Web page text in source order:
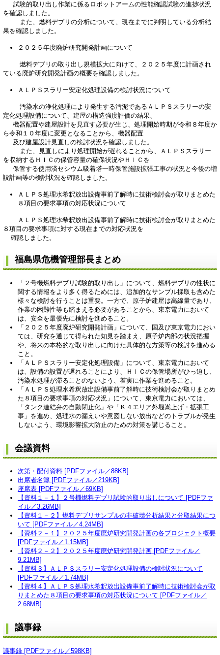
試験的取り出し作業に係るロボットアームの性能確認試験の進捗状況
を確認しました。
また、燃料デブリの分析について、現在までに判明している分析結
果を確認しました。
２０２５年度廃炉研究開発計画について
燃料デブリの取り出し規模拡大に向けて、２０２５年度に計画され
ている廃炉研究開発計画の概要を確認しました。
ＡＬＰＳスラリー安定化処理設備の検討状況について
汚染水の浄化処理により発生する汚泥であるＡＬＰＳスラリーの安
定化処理設備について、建屋の構造強度評価の結果、
機器配置や建屋設計を見直す必要が生じ、処理開始時期が令和８年度か
ら令和１０年度に変更となることから、機器配置
及び建屋設計見直しの検討状況を確認しました。
また、見直しにより処理開始が遅れることから、ＡＬＰＳスラリー
を収納するＨＩＣの保管容量の確保状況やＨＩＣを
保管する使用済セシウム吸着塔一時保管施設拡張工事の状況と今後の増
設計画等の検討状況を確認しました。
ＡＬＰＳ処理水希釈放出設備事前了解時に技術検討会が取りまとめた
８項目の要求事項の対応状況について
ＡＬＰＳ処理水希釈放出設備事前了解時に技術検討会が取りまとめた
８項目の要求事項に対する現在までの対応状況を
確認しました。
福島県危機管理部長まとめ
「２号機燃料デブリ試験的取り出し」について、燃料デブリの性状に
関する情報をより多く得るためには、追加的なサンプル採取も含めた
様々な検討を行うことは重要。一方で、原子炉建屋は高線量であり、
作業の困難性等も踏まえる必要があることから、東京電力において
は、安全を最優先に検討を進めること。
「２０２５年度廃炉研究開発計画」について、国及び東京電力におい
ては、研究を通じて得られた知見を踏まえ、原子炉内部の状況把握
や、将来の本格的な取り出しに向けた具体的な方策等の検討を進める
こと。
「ＡＬＰＳスラリー安定化処理設備」について、東京電力において
は、設備の設置が遅れることにより、ＨＩＣの保管場所がひっ迫し、
汚染水処理が滞ることのないよう、着実に作業を進めること。
「ＡＬＰＳ処理水希釈放出設備事前了解時に技術検討会が取りまとめ
た８項目の要求事項の対応状況」について、東京電力においては、
「タンク連結弁の自動閉止化」や「Ｋ４エリア外堰嵩上げ・拡張工
事」を進め、処理水の漏えいや意図しない放出などのトラブルが発生
しないよう、環境影響拡大防止のための対策を講じること。
会議資料
次第・配付資料 [PDFファイル／88KB]
出席者名簿 [PDFファイル／219KB]
座席表 [PDFファイル／69KB]
【資料１－１】２号機燃料デブリ試験的取り出しについて [PDFファ
イル／3.26MB]
【資料１－２】燃料デブリサンプルの非破壊分析結果と分取結果につ
いて [PDFファイル／4.24MB]
【資料２－１】２０２５年度廃炉研究開発計画の各プロジェクト概要
[PDFファイル／1.15MB]
【資料２－２】２０２５年度廃炉研究開発計画 [PDFファイル／
9.21MB]
【資料３】ＡＬＰＳスラリー安定化処理設備の検討状況について
[PDFファイル／1.74MB]
【資料４】ＡＬＰＳ処理水希釈放出設備事前了解時に技術検討会が取
りまとめた８項目の要求事項の対応状況について [PDFファイル／
2.68MB]
議事録
議事録 [PDFファイル／598KB]